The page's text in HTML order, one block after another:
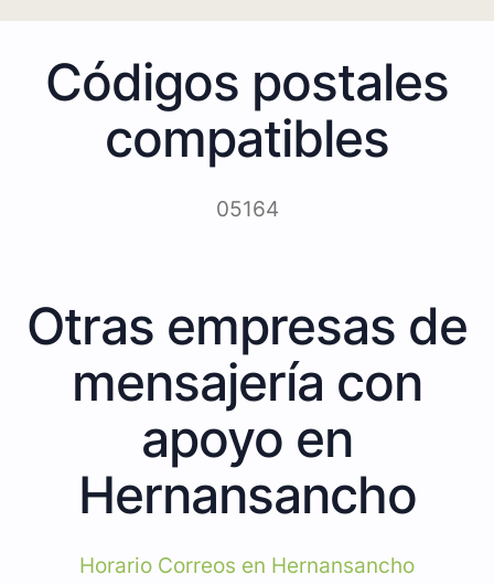
Códigos postales
compatibles
05164
Otras empresas de
mensajería con
apoyo en
Hernansancho
Horario Correos en Hernansancho